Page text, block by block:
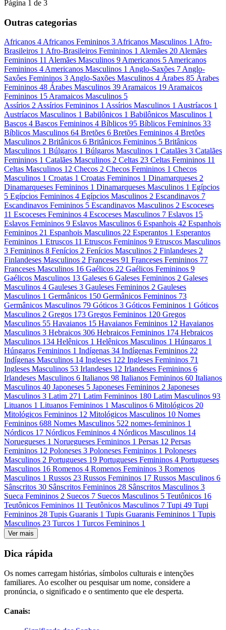
Página 1 de 3
Outras categorias
Africanos 4 Africanos Femininos 3 Africanos Masculinos 1 Afro-
Brasileiros 1 Afro-Brasileiros Femininos 1 Alemães 20 Alemães
Femininos 11 Alemães Masculinos 9 Americanos 5 Americanos
Femininos 4 Americanos Masculinos 1 Anglo-Saxões 7 Anglo-
Saxôes Femininos 3 Anglo-Saxões Masculinos 4 Árabes 85 Árabes
Femininos 48 Árabes Masculinos 39 Aramaicos 19 Aramaicos
Femininos 15 Aramaicos Masculinos 5
Assírios 2 Assírios Femininos 1 Assírios Masculinos 1 Austríacos 1
Austríacos Masculinos 1 Babilônicos 1 Babilônicos Masculinos 1
Bascos 4 Bascos Femininos 4 Bíblicos 95 Bíblicos Femininos 33
Bíblicos Masculinos 64 Bretões 6 Bretões Femininos 4 Bretões
Masculinos 2 Britânicos 6 Britânicos Femininos 5 Britânicos
Masculinos 1 Búlgaros 1 Búlgaros Masculinos 1 Catalães 3 Catalães
Femininos 1 Catalães Masculinos 2 Celtas 23 Celtas Femininos 11
Celtas Masculinos 12 Checos 2 Checos Femininos 1 Checos
Masculinos 1 Croatas 1 Croatas Femininos 1 Dinamarqueses 2
Dinamarqueses Femininos 1 Dinamarqueses Masculinos 1 Egípcios
5 Egípcios Femininos 4 Egípcios Masculinos 2 Escandinavos 7
Escandinavos Femininos 5 Escandinavos Masculinos 2 Escoceses
11 Escoceses Femininos 4 Escoceses Masculinos 7 Eslavos 15
Eslavos Femininos 9 Eslavos Masculinos 6 Espanhois 42 Espanhois
Femininos 21 Espanhois Masculinos 22 Esperantos 1 Esperantos
Femininos 1 Etruscos 11 Etruscos Femininos 9 Etruscos Masculinos
3 Femininos 8 Fenícios 2 Fenícios Masculinos 2 Finlandeses 2
Finlandeses Masculinos 2 Franceses 91 Franceses Femininos 77
Franceses Masculinos 16 Gaélicos 22 Gaélicos Femininos 9
Gaélicos Masculinos 13 Galeses 6 Galeses Femininos 2 Galeses
Masculinos 4 Gauleses 3 Gauleses Femininos 2 Gauleses
Masculinos 1 Germânicos 150 Germânicos Femininos 73
Germânicos Masculinos 79 Góticos 3 Góticos Femininos 1 Góticos
Masculinos 2 Gregos 173 Gregos Femininos 120 Gregos
Masculinos 55 Havaianos 15 Havaianos Femininos 12 Havaianos
Masculinos 3 Hebraicos 306 Hebraicos Femininos 174 Hebraicos
Masculinos 134 Helênicos 1 Helênicos Masculinos 1 Húngaros 1
Húngaros Femininos 1 Indígenas 34 Indígenas Femininos 22
Indígenas Masculinos 14 Ingleses 122 Ingleses Femininos 71
Ingleses Masculinos 53 Irlandeses 12 Irlandeses Femininos 6
Irlandeses Masculinos 6 Italianos 98 Italianos Femininos 60 Italianos
Masculinos 40 Japoneses 5 Japoneses Femininos 2 Japoneses
Masculinos 3 Latim 271 Latim Femininos 180 Latim Masculinos 93
Lituanos 1 Lituanos Femininos 1 Masculinos 6 Mitológicos 20
Mitológicos Femininos 12 Mitológicos Masculinos 10 Nomes
Femininos 688 Nomes Masculinos 522 nomes-femininos 1
Nórdicos 17 Nórdicos Femininos 4 Nórdicos Masculinos 14
Noruegueses 1 Noruegueses Femininos 1 Persas 12 Persas
Femininos 12 Poloneses 3 Poloneses Femininos 1 Poloneses
Masculinos 2 Portugueses 19 Portugueses Femininos 4 Portugueses
Masculinos 16 Romenos 4 Romenos Femininos 3 Romenos
Masculinos 1 Russos 23 Russos Femininos 17 Russos Masculinos 6
Sânscritos 30 Sânscritos Femininos 28 Sânscritos Masculinos 3
Sueca Femininos 2 Suecos 7 Suecos Masculinos 5 Teutônicos 16
Teutônicos Femininos 11 Teutônicos Masculinos 7 Tupi 49 Tupi
Femininos 28 Tupis Guaranis 1 Tupis Guaranis Femininos 1 Tupis
Masculinos 23 Turcos 1 Turcos Femininos 1
Ver mais
Dica rápida
Os nomes carregam histórias, símbolos culturais e intenções
familiares. Ao escolher ou pesquisar um nome, considere a
pronúncia, o significado e o sentimento que ele desperta.
Canais: